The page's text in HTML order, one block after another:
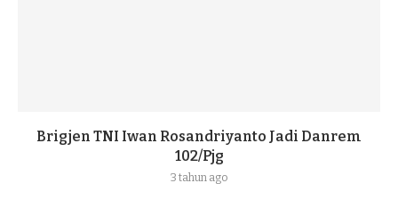
Brigjen TNI Iwan Rosandriyanto Jadi Danrem
102/Pjg
3 tahun ago